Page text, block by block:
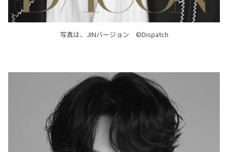
写真は、JINバージョン ©Dispatch